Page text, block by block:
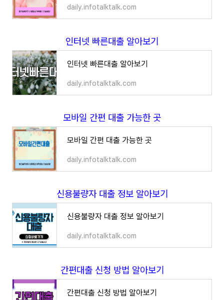
daily.infotalktalk.com
인터넷 빠른대출 알아보기
인터넷 빠른대출 알아보기
daily.infotalktalk.com
모바일 간편 대출 가능한 곳
모바일 간편 대출 가능한 곳
daily.infotalktalk.com
신용불량자 대출 정보 알아보기
신용불량자 대출 정보 알아보기
daily.infotalktalk.com
간편대출 신청 방법 알아보기
간편대출 신청 방법 알아보기